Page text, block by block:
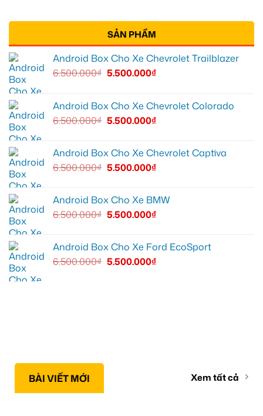
SẢN PHẨM
Android Box Cho Xe Chevrolet Trailblazer
6.500.000₫ 5.500.000₫
Android Box Cho Xe Chevrolet Colorado
6.500.000₫ 5.500.000₫
Android Box Cho Xe Chevrolet Captiva
6.500.000₫ 5.500.000₫
Android Box Cho Xe BMW
6.500.000₫ 5.500.000₫
Android Box Cho Xe Ford EcoSport
6.500.000₫ 5.500.000₫
BÀI VIẾT MỚI Xem tất cả